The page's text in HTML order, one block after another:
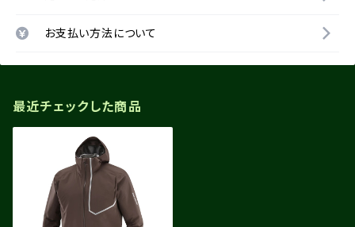
お支払い方法について
最近チェックした商品